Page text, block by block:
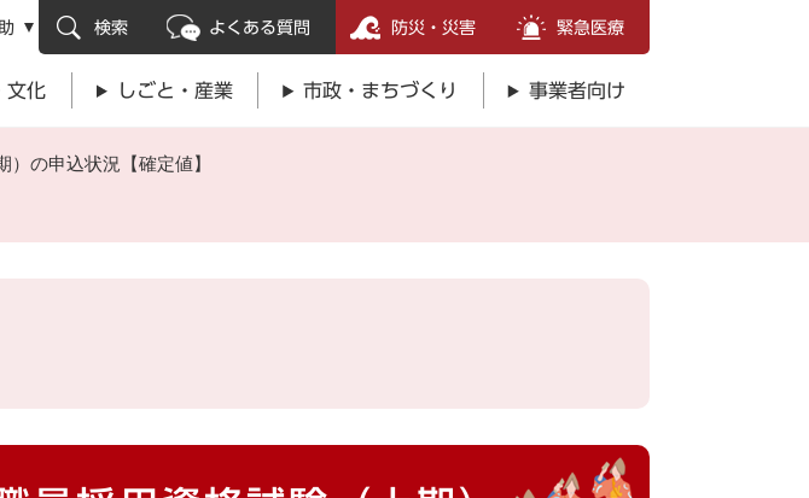
して本文へ
検索 よくある質問 防災・災害 緊急医療
文化 しごと・産業 市政・まちづくり 事業者向け
の申込状況【確定値】